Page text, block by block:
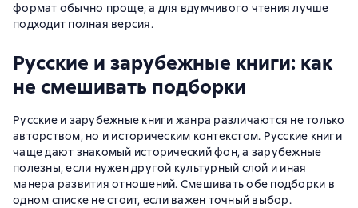
формат обычно проще, а для вдумчивого чтения лучше
подходит полная версия.
Русские и зарубежные книги: как
не смешивать подборки
Русские и зарубежные книги жанра различаются не только
авторством, но и историческим контекстом. Русские книги
чаще дают знакомый исторический фон, а зарубежные
полезны, если нужен другой культурный слой и иная
манера развития отношений. Смешивать обе подборки в
одном списке не стоит, если важен точный выбор.